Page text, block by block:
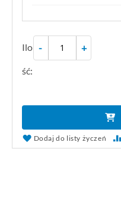
Ilo
ść:
- +
Dodaj do listy życzeń